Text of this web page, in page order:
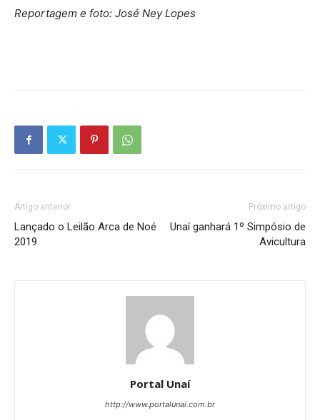
Reportagem e foto: José Ney Lopes
Artigo anterior
Lançado o Leilão Arca de Noé
2019
Próximo artigo
Unaí ganhará 1º Simpósio de
Avicultura
Portal Unaí
http://www.portalunai.com.br